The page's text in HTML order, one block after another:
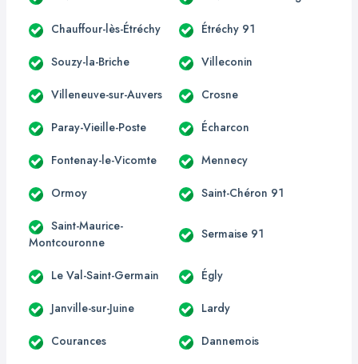
Chauffour-lès-Étréchy Étréchy 91
Souzy-la-Briche Villeconin
Villeneuve-sur-Auvers Crosne
Paray-Vieille-Poste Écharcon
Fontenay-le-Vicomte Mennecy
Ormoy Saint-Chéron 91
Saint-Maurice-
Montcouronne
Sermaise 91
Le Val-Saint-Germain Égly
Janville-sur-Juine Lardy
Courances Dannemois